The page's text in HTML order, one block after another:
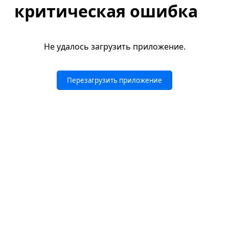
критическая ошибка
Не удалось загрузить приложение.
Перезагрузить приложение